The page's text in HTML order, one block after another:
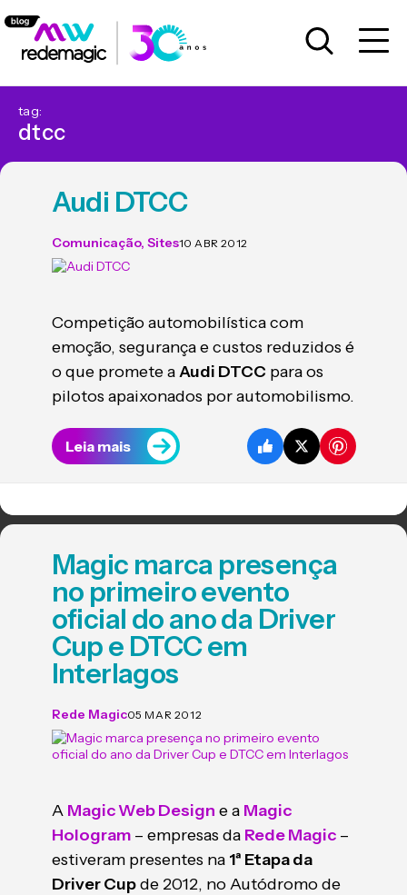
tag:
dtcc
Audi DTCC
Comunicação, Sites10 ABR 2012
Competição automobilística com
emoção, segurança e custos reduzidos é
o que promete aAudi DTCC para os
pilotos apaixonados por automobilismo.
Leia mais
Magic marca presença
no primeiro evento
oficial do ano da Driver
Cup e DTCC em
Interlagos
Rede Magic05 MAR 2012
A Magic Web Design e a Magic
Hologram– empresas da Rede Magic–
estiveram presentes na 1ª Etapa da
Driver Cupde 2012, no Autódromo de